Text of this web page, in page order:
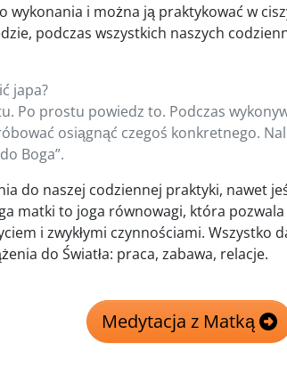
wykonania i można ją praktykować w
podczas wszystkich naszych
japa?
Po prostu powiedz to. Podczas
osiągnąć czegoś konkretnego.
Boga”.
do naszej codziennej praktyki, nawet
matki to joga równowagi, która
i zwykłymi czynnościami. Wszystko
do Światła: praca, zabawa, relacje.
Medytacja z Matką